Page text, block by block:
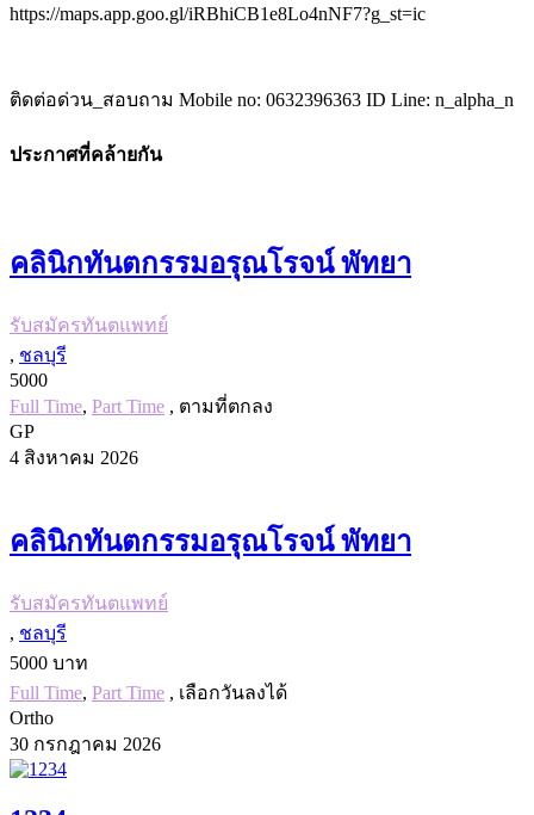
https://maps.app.goo.gl/iRBhiCB1e8Lo4nNF7?g_st=ic
ติดต่อด่วน_สอบถาม Mobile no: 0632396363 ID Line: n_alpha_n
ประกาศที่คล้ายกัน
คลินิกทันตกรรมอรุณโรจน์ พัทยา
รับสมัครทันตแพทย์
, ชลบุรี
5000
Full Time, Part Time , ตามที่ตกลง
GP
4 สิงหาคม 2026
คลินิกทันตกรรมอรุณโรจน์ พัทยา
รับสมัครทันตแพทย์
, ชลบุรี
5000 บาท
Full Time, Part Time , เลือกวันลงได้
Ortho
30 กรกฎาคม 2026